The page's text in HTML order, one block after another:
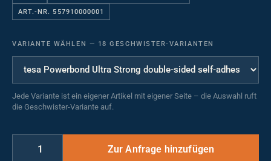
ART.-NR. 557910000001
VARIANTE WÄHLEN — 18 GESCHWISTER-VARIANTEN
Jede Variante ist ein eigener Artikel mit eigener Seite – die Auswahl ruft
die Geschwister-Variante auf.